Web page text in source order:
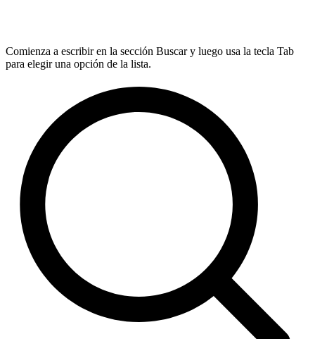
Comienza a escribir en la sección Buscar y luego usa la tecla Tab
para elegir una opción de la lista.